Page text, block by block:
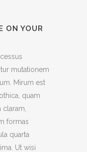
ON YOUR
mutationem
Mirum est
quam
formas
quarta
Ut wisi